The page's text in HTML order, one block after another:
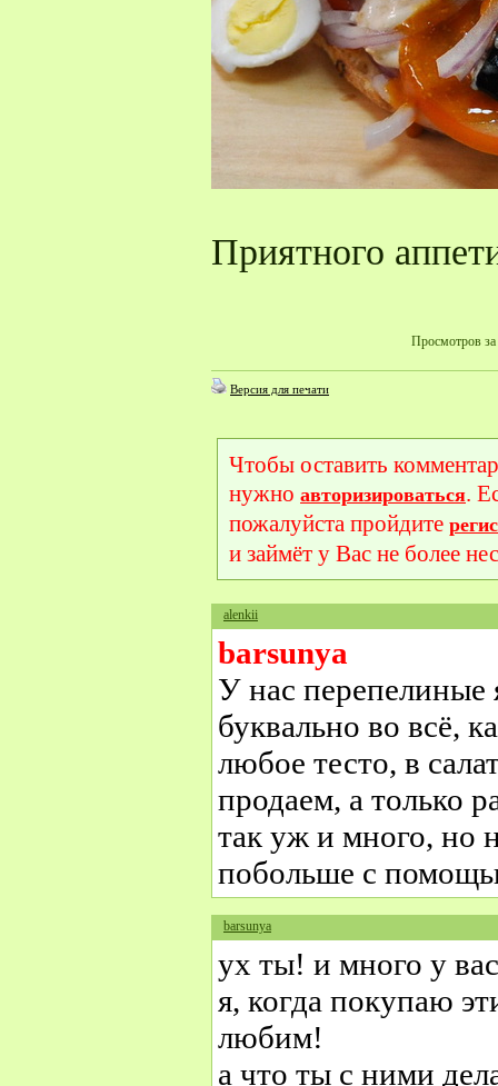
Приятного
Просмотров за
Версия для печати
Чтобы оставить
нужно авторизироваться.
пожалуйста пройдите
и займёт у Вас не более
alenkii
barsunya
У нас перепелиные
буквально во всё,
любое тесто, в
продаем, а только
так уж и много, но
побольше с
barsunya
ух ты! и много у
я, когда покупаю
любим!
а что ты с ними